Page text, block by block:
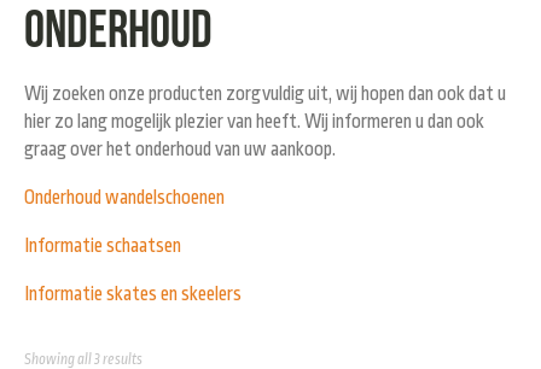
Onderhoud
Wij zoeken onze producten zorgvuldig uit, wij hopen dan ook dat u
hier zo lang mogelijk plezier van heeft. Wij informeren u dan ook
graag over het onderhoud van uw aankoop.
Onderhoud wandelschoenen
Informatie schaatsen
Informatie skates en skeelers
Showing all 3 results